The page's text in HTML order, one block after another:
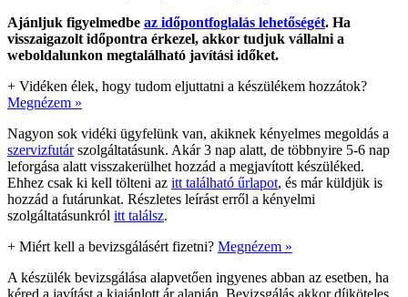
Ajánljuk figyelmedbe az időpontfoglalás lehetőségét. Ha
visszaigazolt időpontra érkezel, akkor tudjuk vállalni a
weboldalunkon megtalálható javítási időket.
+ Vidéken élek, hogy tudom eljuttatni a készülékem hozzátok?
Megnézem »
Nagyon sok vidéki ügyfelünk van, akiknek kényelmes megoldás a
szervizfutárszolgáltatásunk. Akár 3 nap alatt, de többnyire 5-6 nap
leforgása alatt visszakerülhet hozzád a megjavított készüléked.
Ehhez csak ki kell tölteni az itt található űrlapot, és már küldjük is
hozzád a futárunkat. Részletes leírást erről a kényelmi
szolgáltatásunkról itt találsz.
+ Miért kell a bevizsgálásért fizetni? Megnézem »
A készülék bevizsgálása alapvetően ingyenes abban az esetben, ha
kéred a javítást a kiajánlott ár alapján. Bevizsgálás akkor díjköteles,